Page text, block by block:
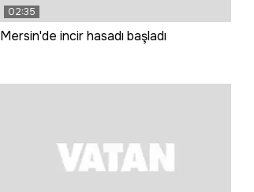
02:35
Mersin'de incir hasadı başladı